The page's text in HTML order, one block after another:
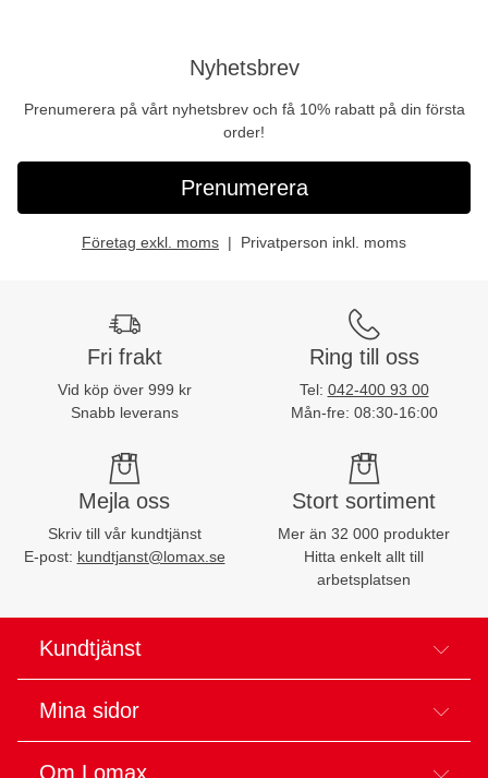
Nyhetsbrev
Prenumerera på vårt nyhetsbrev och få 10% rabatt på din första
order!
Prenumerera
Företag exkl. moms Privatperson inkl. moms
Fri frakt
Vid köp över 999 kr
Snabb leverans
Ring till oss
Tel: 042-400 93 00
Mån-fre: 08:30-16:00
Mejla oss
Skriv till vår kundtjänst
E-post: kundtjanst@lomax.se
Stort sortiment
Mer än 32 000 produkter
Hitta enkelt allt till
arbetsplatsen
Kundtjänst
Mina sidor
Om Lomax